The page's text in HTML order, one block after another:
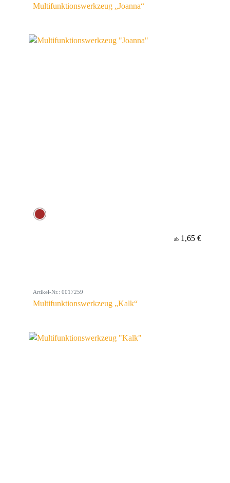
Multifunktionswerkzeug „Joanna“
ab 1,65 €
Artikel-Nr.: 0017259
Multifunktionswerkzeug „Kalk“